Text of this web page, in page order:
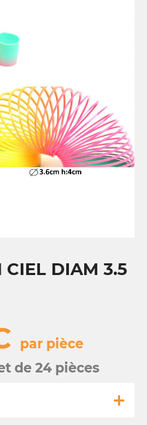
CIEL DIAM 3.5
par pièce
de 24 pièces